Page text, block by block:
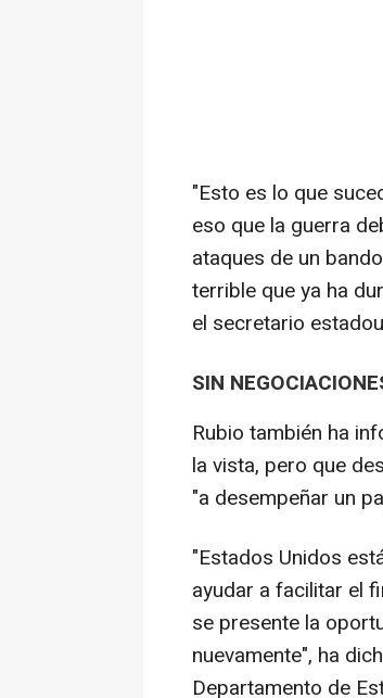
"Esto es lo que
eso que la guerra
ataques de un
terrible que ya ha
el secretario
SIN
Rubio también ha
la vista, pero que
"a desempeñar un
"Estados Unidos
ayudar a facilitar el
se presente la
nuevamente", ha
Departamento de